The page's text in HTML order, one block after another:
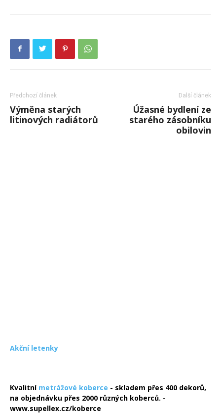
Předchozí článek
Výměna starých
litinových radiátorů
Další článek
Úžasné bydlení ze
starého zásobníku
obilovin
Akční letenky
Kvalitní metrážové koberce - skladem přes 400 dekorů,
na objednávku přes 2000 různých koberců. -
www.supellex.cz/koberce